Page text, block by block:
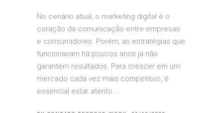
No cenário atual, o marketing digital é o
coração da comunicação entre empresas
e consumidores. Porém, as estratégias que
funcionavam há poucos anos já não
garantem resultados. Para crescer em um
mercado cada vez mais competitivo, é
essencial estar atento